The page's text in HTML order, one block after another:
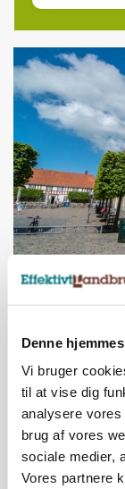
Denne
Vi bruger
til at vise dig
analysere
brug af vores
sociale medier,
Vores partnere
Lave